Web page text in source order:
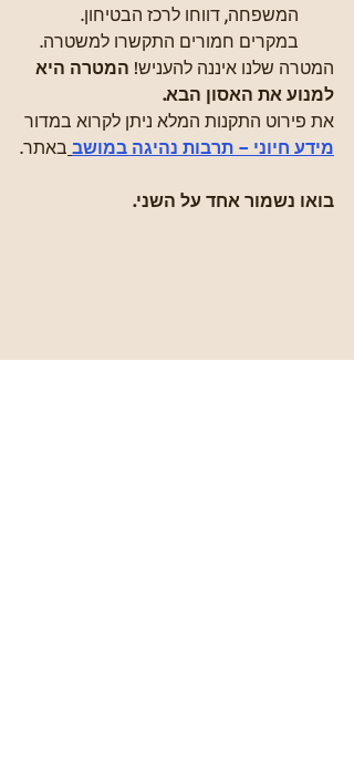
המשפחה, דווחו לרכז הבטיחון.
במקרים חמורים התקשרו למשטרה.
המטרה שלנו איננה להעניש! המטרה היא
למנוע את האסון הבא.
את פירוט התקנות המלא ניתן לקרוא במדור
מידע חיוני – תרבות נהיגה במושב באתר.
בואו נשמור אחד על השני.